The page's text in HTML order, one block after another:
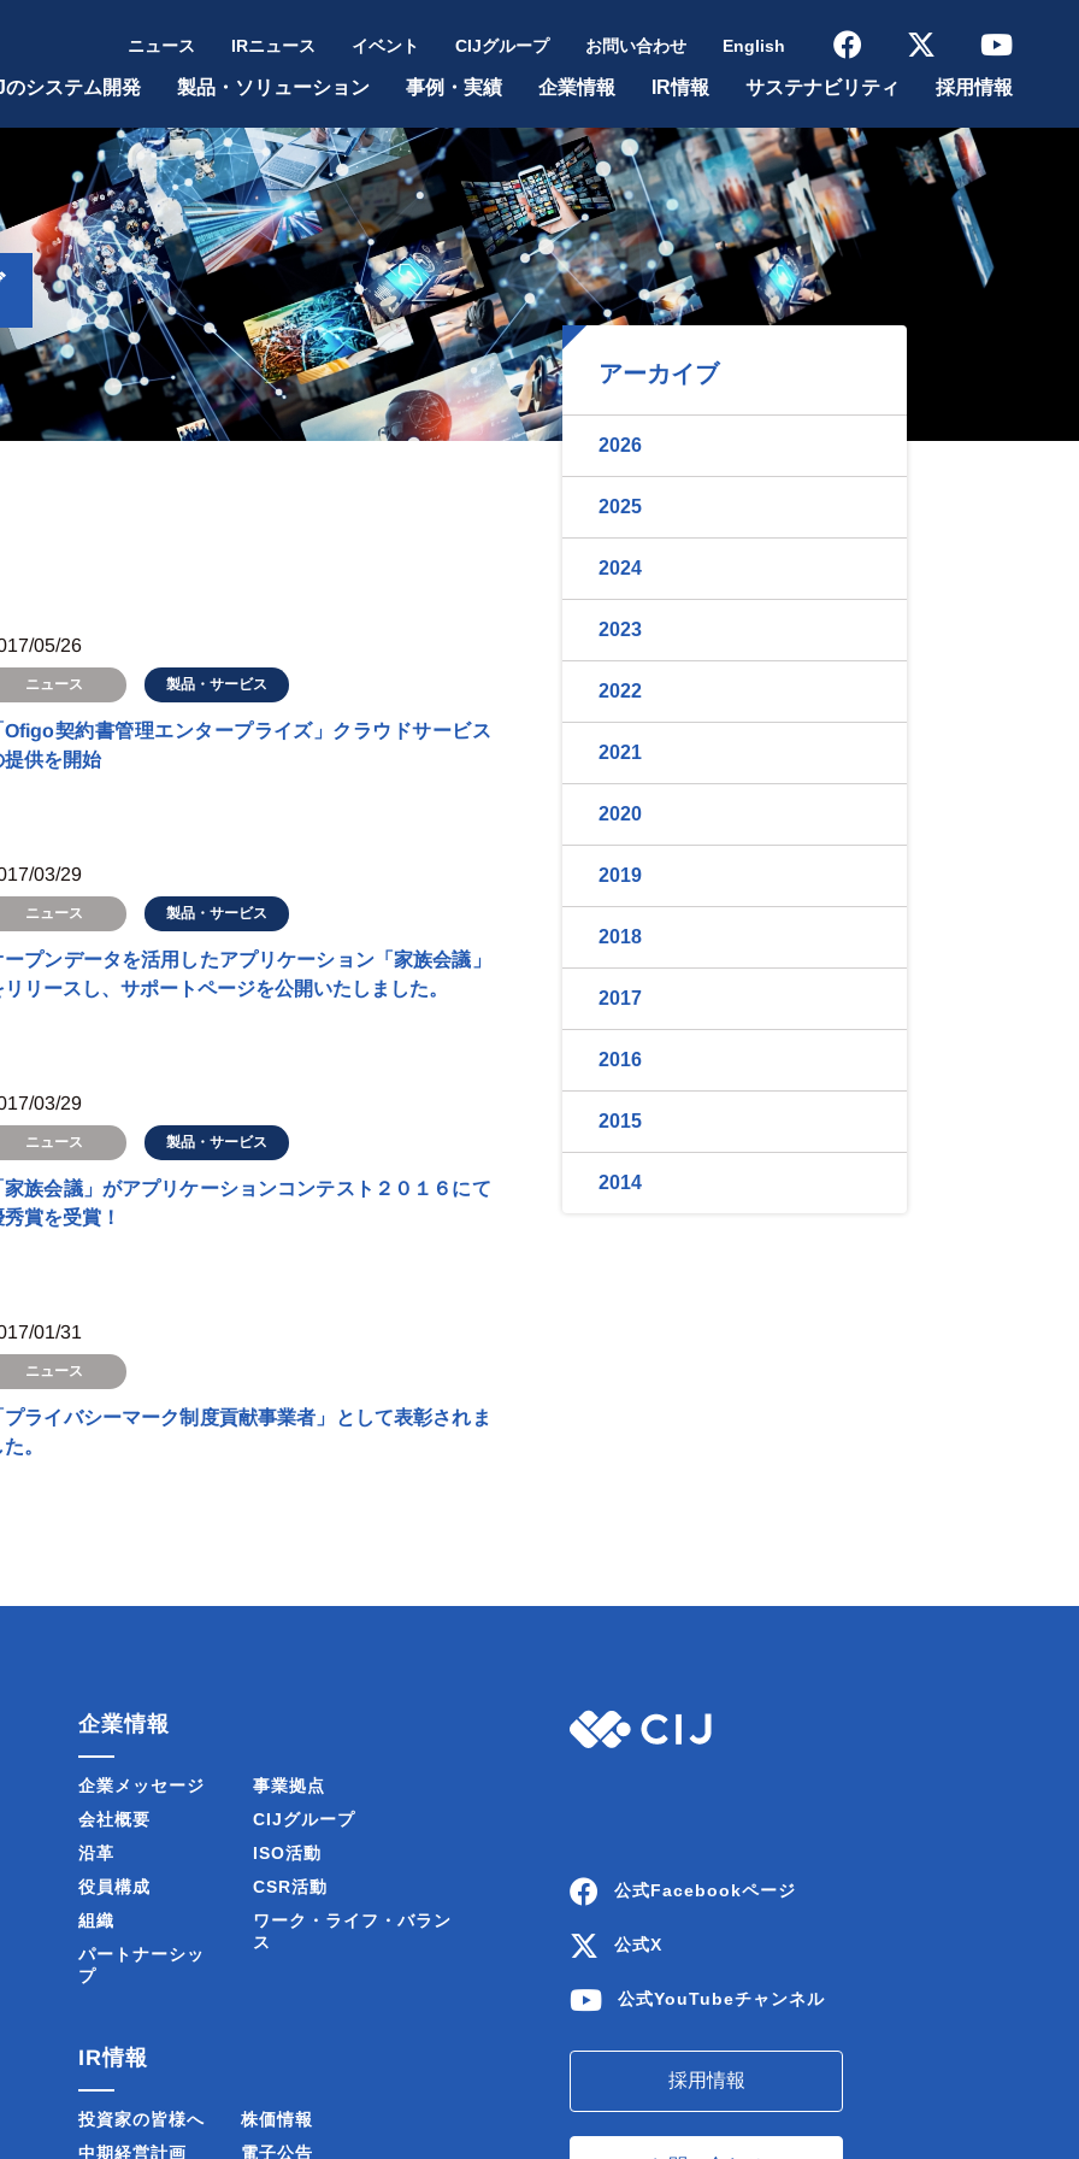
ニュース IRニュース イベント CIJグループ お問い合わせ English
のシステム開発 製品・ソリューション 事例・実績 企業情報 IR情報 サステナビリティ 採用情報
Ofigo契約書管理エンタープライズ」クラウドサービス
提供を開始
05/26
ニュース 製品・サービス
ープンデータを活用したアプリケーション「家族会議」
リリースし、サポートページを公開いたしました。
03/29
ニュース 製品・サービス
家族会議」がアプリケーションコンテスト２０１６にて
賞を受賞！
03/29
ニュース 製品・サービス
プライバシーマーク制度貢献事業者」として表彰されま
。
01/31
ニュース
アーカイブ
2026
2025
2024
2023
2022
2021
2020
2019
2018
2017
2016
2015
2014
企業情報
企業メッセージ
会社概要
沿革
役員構成
組織
パートナーシッ
プ
事業拠点
CIJグループ
ISO活動
CSR活動
ワーク・ライフ・バラン
ス
IR情報
投資家の皆様へ
中期経営計画
株価情報
電子公告
公式Facebookページ
公式X
公式YouTubeチャンネル
採用情報